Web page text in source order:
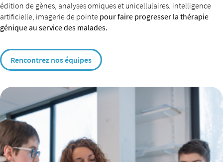
édition de gènes, analyses omiques et unicellulaires. intelligence
artificielle, imagerie de pointe pour faire progresser la thérapie
génique au service des malades.
Rencontrez nos équipes